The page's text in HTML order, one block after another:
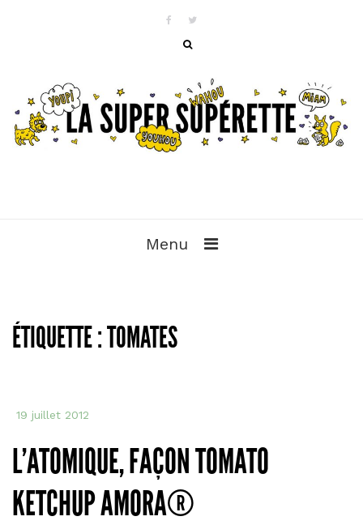
Menu
ÉTIQUETTE :TOMATES
19 juillet 2012
L’ATOMIQUE, FAÇON TOMATO
KETCHUP AMORA®